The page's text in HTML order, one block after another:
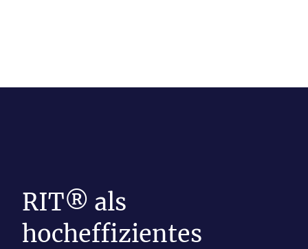
RIT® als
hocheffizientes